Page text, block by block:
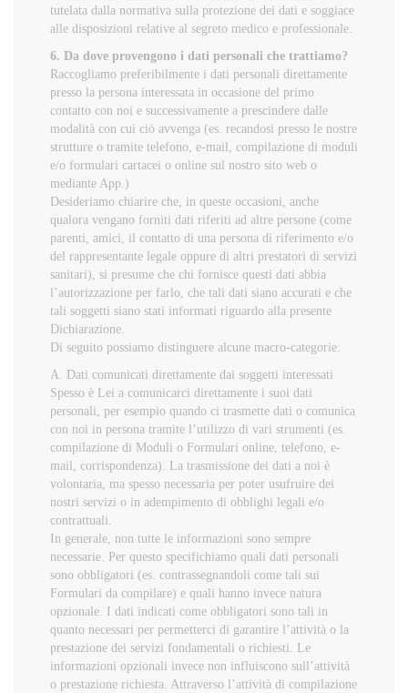
tutelata dalla normativa sulla protezione dei dati e soggiace
alle disposizioni relative al segreto medico e professionale.
6. Da dove provengono i dati personali che trattiamo?
Raccogliamo preferibilmente i dati personali direttamente
presso la persona interessata in occasione del primo
contatto con noi e successivamente a prescindere dalle
modalità con cui ciò avvenga (es. recandosi presso le nostre
strutture o tramite telefono, e-mail, compilazione di moduli
e/o formulari cartacei o online sul nostro sito web o
mediante App.)
Desideriamo chiarire che, in queste occasioni, anche
qualora vengano forniti dati riferiti ad altre persone (come
parenti, amici, il contatto di una persona di riferimento e/o
del rappresentante legale oppure di altri prestatori di servizi
sanitari), si presume che chi fornisce questi dati abbia
l’autorizzazione per farlo, che tali dati siano accurati e che
tali soggetti siano stati informati riguardo alla presente
Dichiarazione.
Di seguito possiamo distinguere alcune macro-categorie:
A. Dati comunicati direttamente dai soggetti interessati
Spesso è Lei a comunicarci direttamente i suoi dati
personali, per esempio quando ci trasmette dati o comunica
con noi in persona tramite l’utilizzo di vari strumenti (es.
compilazione di Moduli o Formulari online, telefono, e-
mail, corrispondenza). La trasmissione dei dati a noi è
volontaria, ma spesso necessaria per poter usufruire dei
nostri servizi o in adempimento di obblighi legali e/o
contrattuali.
In generale, non tutte le informazioni sono sempre
necessarie. Per questo specifichiamo quali dati personali
sono obbligatori (es. contrassegnandoli come tali sui
Formulari da compilare) e quali hanno invece natura
opzionale. I dati indicati come obbligatori sono tali in
quanto necessari per permetterci di garantire l’attività o la
prestazione dei servizi fondamentali o richiesti. Le
informazioni opzionali invece non influiscono sull’attività
o prestazione richiesta. Attraverso l’attività di compilazione